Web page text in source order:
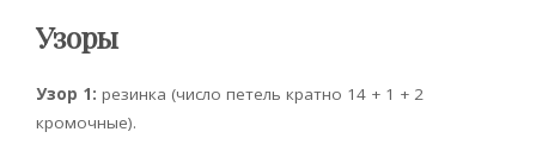
Узоры
Узор 1: резинка (число петель кратно 14 + 1 + 2
кромочные).